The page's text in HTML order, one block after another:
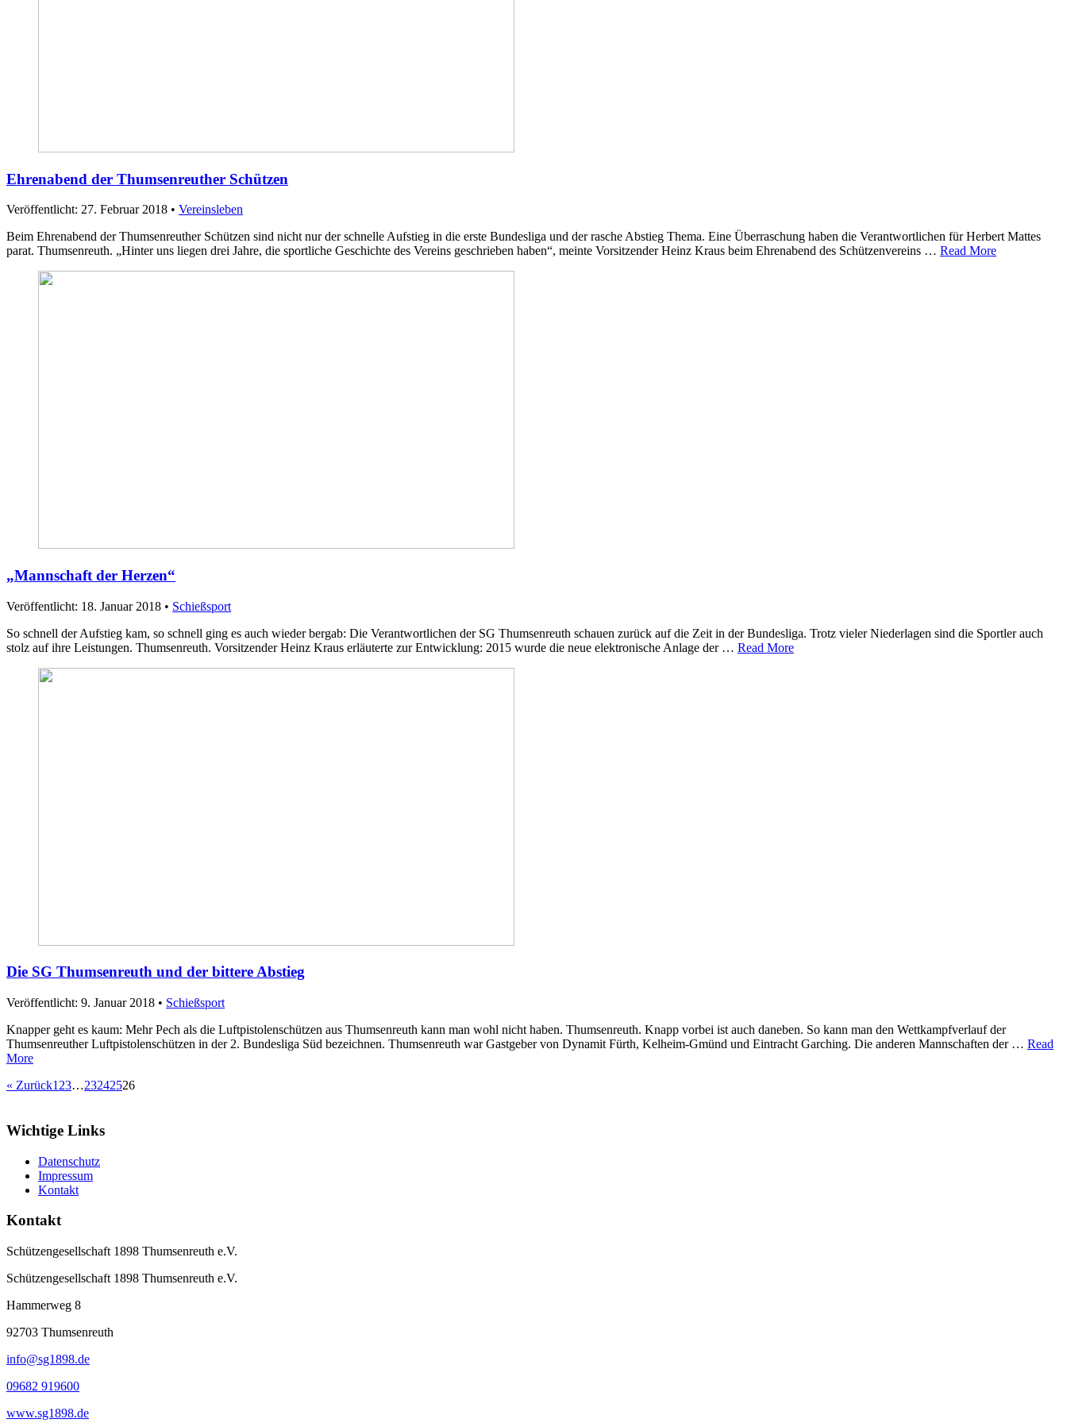
Ehrenabend der Thumsenreuther Schützen
Veröffentlicht: 27. Februar 2018 • Vereinsleben
Beim Ehrenabend der Thumsenreuther Schützen sind nicht nur der schnelle Aufstieg in die erste Bundesliga und der rasche Abstieg Thema. Eine Überraschung haben die Verantwortlichen für Herbert Mattes
parat. Thumsenreuth. „Hinter uns liegen drei Jahre, die sportliche Geschichte des Vereins geschrieben haben“, meinte Vorsitzender Heinz Kraus beim Ehrenabend des Schützenvereins … Read More
„Mannschaft der Herzen“
Veröffentlicht: 18. Januar 2018 • Schießsport
So schnell der Aufstieg kam, so schnell ging es auch wieder bergab: Die Verantwortlichen der SG Thumsenreuth schauen zurück auf die Zeit in der Bundesliga. Trotz vieler Niederlagen sind die Sportler auch
stolz auf ihre Leistungen. Thumsenreuth. Vorsitzender Heinz Kraus erläuterte zur Entwicklung: 2015 wurde die neue elektronische Anlage der … Read More
Die SG Thumsenreuth und der bittere Abstieg
Veröffentlicht: 9. Januar 2018 • Schießsport
Knapper geht es kaum: Mehr Pech als die Luftpistolenschützen aus Thumsenreuth kann man wohl nicht haben. Thumsenreuth. Knapp vorbei ist auch daneben. So kann man den Wettkampfverlauf der
Thumsenreuther Luftpistolenschützen in der 2. Bundesliga Süd bezeichnen. Thumsenreuth war Gastgeber von Dynamit Fürth, Kelheim-Gmünd und Eintracht Garching. Die anderen Mannschaften der … Read
More
« Zurück1 23…23242526
Wichtige Links
Datenschutz
Impressum
Kontakt
Kontakt
Schützengesellschaft 1898 Thumsenreuth e.V.
Schützengesellschaft 1898 Thumsenreuth e.V.
Hammerweg 8
92703 Thumsenreuth
info@sg1898.de
09682 919600
www.sg1898.de